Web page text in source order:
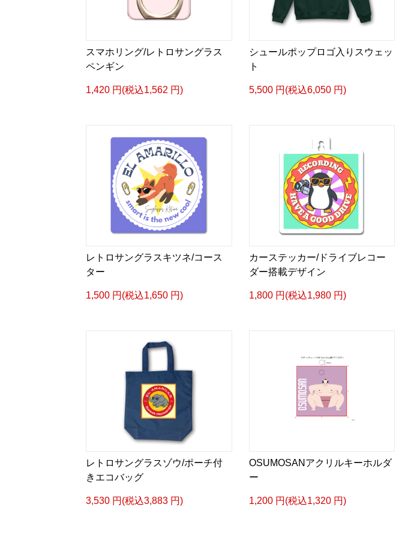
スマホリング/レトロサングラス
ペンギン
1,420 円(税込1,562 円)
シュールポップロゴ入りスウェッ
ト
5,500 円(税込6,050 円)
レトロサングラスキツネ/コース
ター
1,500 円(税込1,650 円)
カーステッカー/ドライブレコー
ダー搭載デザイン
1,800 円(税込1,980 円)
レトロサングラスゾウ/ポーチ付
きエコバッグ
3,530 円(税込3,883 円)
OSUMOSANアクリルキーホルダ
ー
1,200 円(税込1,320 円)